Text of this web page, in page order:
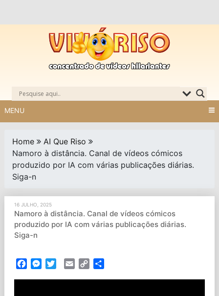
MENU
Home
AI Que Riso
Namoro à distância. Canal de vídeos cómicos
produzido por IA com várias publicações diárias.
Siga-n
16 JULHO, 2025
Namoro à distância. Canal de vídeos cómicos
produzido por IA com várias publicações diárias.
Siga-n
FacebookMessenger
TwitterEmail Copy